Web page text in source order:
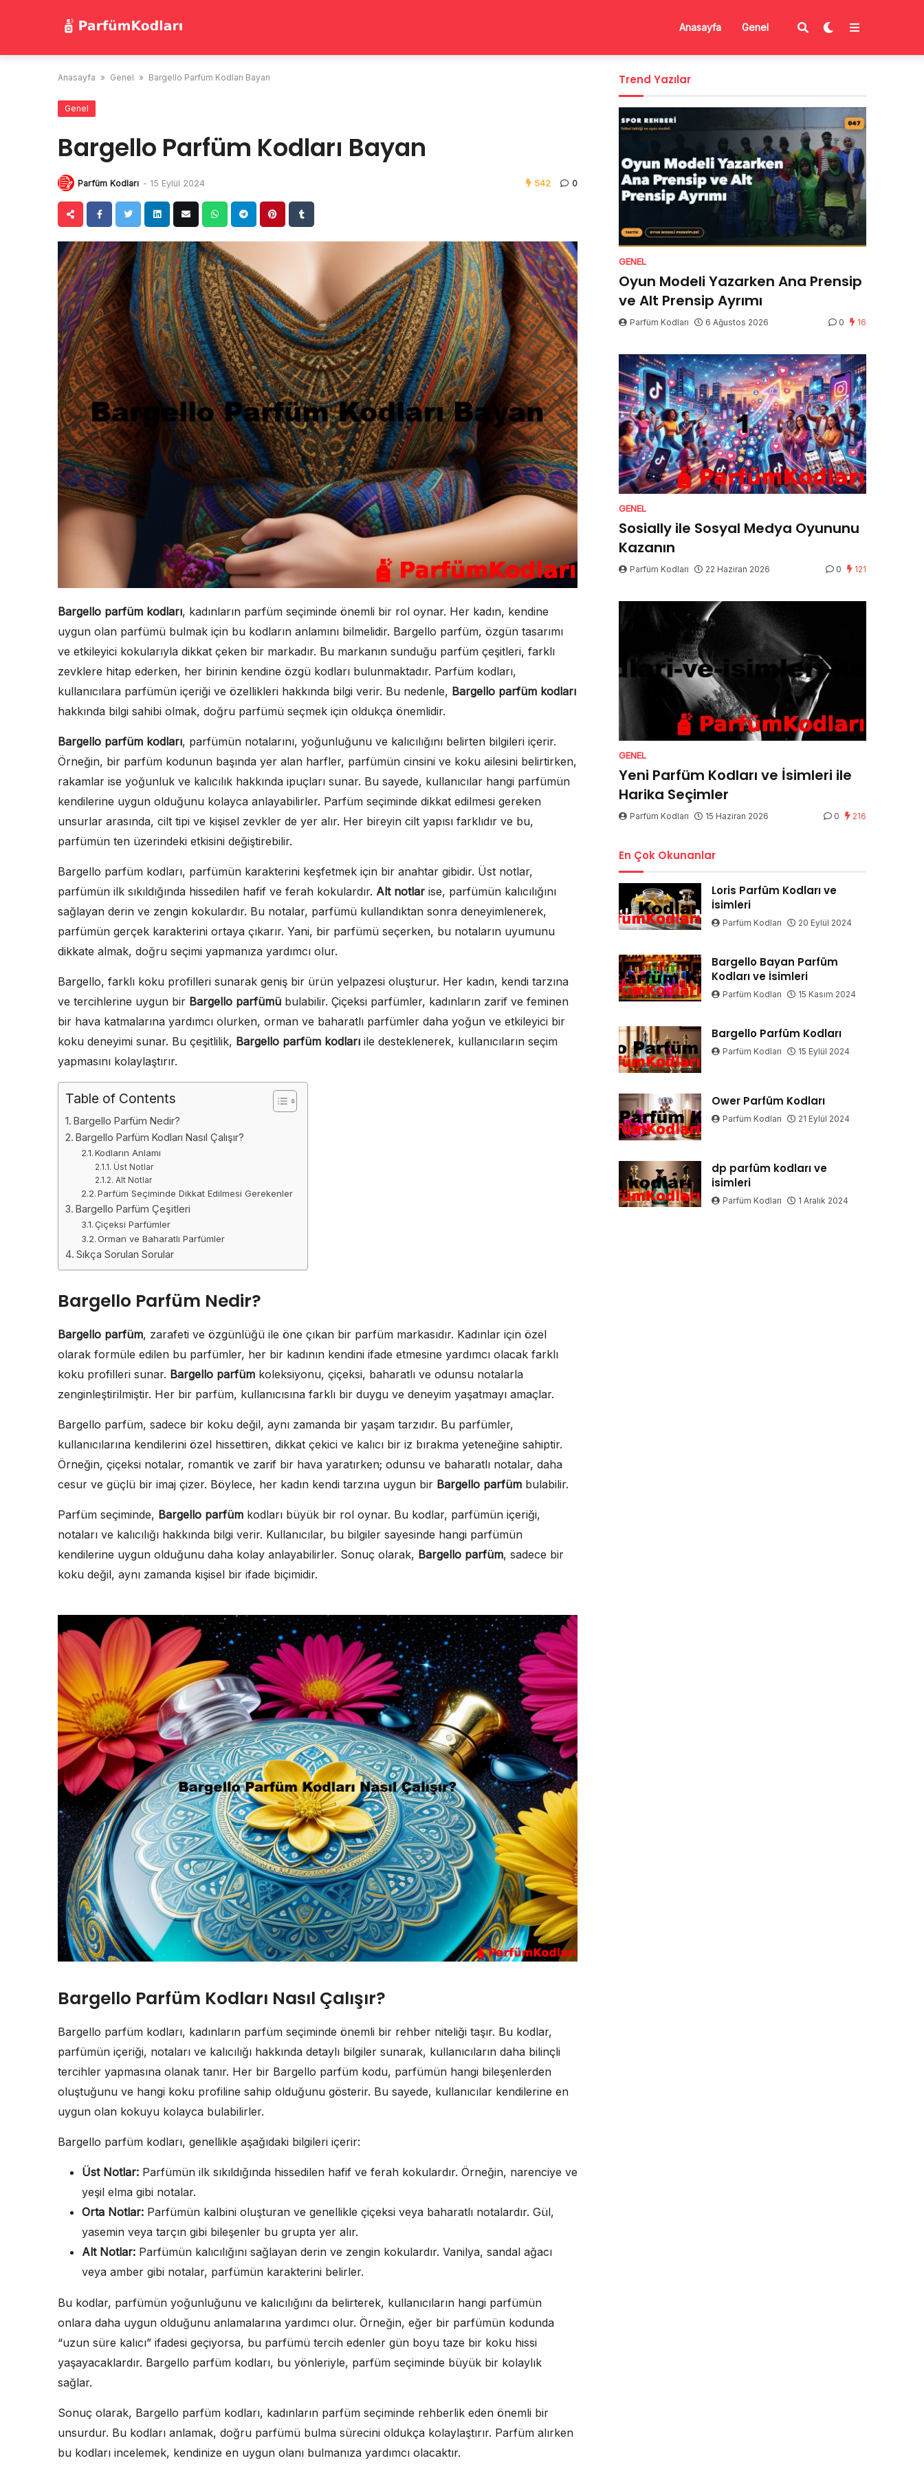
Anasayfa Genel
Anasayfa » Genel » Bargello Parfüm Kodları Bayan
Genel
Bargello Parfüm Kodları Bayan
Parfüm Kodları - 15 Eylül 2024 542 0
Bargello parfüm kodları, kadınların parfüm seçiminde önemli bir rol oynar. Her kadın, kendine
uygun olan parfümü bulmak için bu kodların anlamını bilmelidir. Bargello parfüm, özgün tasarımı
ve etkileyici kokularıyla dikkat çeken bir markadır. Bu markanın sunduğu parfüm çeşitleri, farklı
zevklere hitap ederken, her birinin kendine özgü kodları bulunmaktadır. Parfüm kodları,
kullanıcılara parfümün içeriği ve özellikleri hakkında bilgi verir. Bu nedenle, Bargello parfüm kodları
hakkında bilgi sahibi olmak, doğru parfümü seçmek için oldukça önemlidir.
Bargello parfüm kodları, parfümün notalarını, yoğunluğunu ve kalıcılığını belirten bilgileri içerir.
Örneğin, bir parfüm kodunun başında yer alan harfler, parfümün cinsini ve koku ailesini belirtirken,
rakamlar ise yoğunluk ve kalıcılık hakkında ipuçları sunar. Bu sayede, kullanıcılar hangi parfümün
kendilerine uygun olduğunu kolayca anlayabilirler. Parfüm seçiminde dikkat edilmesi gereken
unsurlar arasında, cilt tipi ve kişisel zevkler de yer alır. Her bireyin cilt yapısı farklıdır ve bu,
parfümün ten üzerindeki etkisini değiştirebilir.
Bargello parfüm kodları, parfümün karakterini keşfetmek için bir anahtar gibidir. Üst notlar,
parfümün ilk sıkıldığında hissedilen hafif ve ferah kokulardır. Alt notlar ise, parfümün kalıcılığını
sağlayan derin ve zengin kokulardır. Bu notalar, parfümü kullandıktan sonra deneyimlenerek,
parfümün gerçek karakterini ortaya çıkarır. Yani, bir parfümü seçerken, bu notaların uyumunu
dikkate almak, doğru seçimi yapmanıza yardımcı olur.
Bargello, farklı koku profilleri sunarak geniş bir ürün yelpazesi oluşturur. Her kadın, kendi tarzına
ve tercihlerine uygun bir Bargello parfümü bulabilir. Çiçeksi parfümler, kadınların zarif ve feminen
bir hava katmalarına yardımcı olurken, orman ve baharatlı parfümler daha yoğun ve etkileyici bir
koku deneyimi sunar. Bu çeşitlilik, Bargello parfüm kodları ile desteklenerek, kullanıcıların seçim
yapmasını kolaylaştırır.
Table of Contents
Bargello Parfüm Nedir?
Bargello Parfüm Kodları Nasıl Çalışır?
Kodların Anlamı
Üst Notlar
Alt Notlar
Parfüm Seçiminde Dikkat Edilmesi Gerekenler
Bargello Parfüm Çeşitleri
Çiçeksi Parfümler
Orman ve Baharatlı Parfümler
Sıkça Sorulan Sorular
Bargello Parfüm Nedir?
Bargello parfüm, zarafeti ve özgünlüğü ile öne çıkan bir parfüm markasıdır. Kadınlar için özel
olarak formüle edilen bu parfümler, her bir kadının kendini ifade etmesine yardımcı olacak farklı
koku profilleri sunar. Bargello parfüm koleksiyonu, çiçeksi, baharatlı ve odunsu notalarla
zenginleştirilmiştir. Her bir parfüm, kullanıcısına farklı bir duygu ve deneyim yaşatmayı amaçlar.
Bargello parfüm, sadece bir koku değil, aynı zamanda bir yaşam tarzıdır. Bu parfümler,
kullanıcılarına kendilerini özel hissettiren, dikkat çekici ve kalıcı bir iz bırakma yeteneğine sahiptir.
Örneğin, çiçeksi notalar, romantik ve zarif bir hava yaratırken; odunsu ve baharatlı notalar, daha
cesur ve güçlü bir imaj çizer. Böylece, her kadın kendi tarzına uygun bir Bargello parfüm bulabilir.
Parfüm seçiminde, Bargello parfüm kodları büyük bir rol oynar. Bu kodlar, parfümün içeriği,
notaları ve kalıcılığı hakkında bilgi verir. Kullanıcılar, bu bilgiler sayesinde hangi parfümün
kendilerine uygun olduğunu daha kolay anlayabilirler. Sonuç olarak, Bargello parfüm, sadece bir
koku değil, aynı zamanda kişisel bir ifade biçimidir.
Bargello Parfüm Kodları Nasıl Çalışır?
Bargello parfüm kodları, kadınların parfüm seçiminde önemli bir rehber niteliği taşır. Bu kodlar,
parfümün içeriği, notaları ve kalıcılığı hakkında detaylı bilgiler sunarak, kullanıcıların daha bilinçli
tercihler yapmasına olanak tanır. Her bir Bargello parfüm kodu, parfümün hangi bileşenlerden
oluştuğunu ve hangi koku profiline sahip olduğunu gösterir. Bu sayede, kullanıcılar kendilerine en
uygun olan kokuyu kolayca bulabilirler.
Bargello parfüm kodları, genellikle aşağıdaki bilgileri içerir:
Üst Notlar: Parfümün ilk sıkıldığında hissedilen hafif ve ferah kokulardır. Örneğin, narenciye ve
yeşil elma gibi notalar.
Orta Notlar: Parfümün kalbini oluşturan ve genellikle çiçeksi veya baharatlı notalardır. Gül,
yasemin veya tarçın gibi bileşenler bu grupta yer alır.
Alt Notlar: Parfümün kalıcılığını sağlayan derin ve zengin kokulardır. Vanilya, sandal ağacı
veya amber gibi notalar, parfümün karakterini belirler.
Bu kodlar, parfümün yoğunluğunu ve kalıcılığını da belirterek, kullanıcıların hangi parfümün
onlara daha uygun olduğunu anlamalarına yardımcı olur. Örneğin, eğer bir parfümün kodunda
“uzun süre kalıcı” ifadesi geçiyorsa, bu parfümü tercih edenler gün boyu taze bir koku hissi
yaşayacaklardır. Bargello parfüm kodları, bu yönleriyle, parfüm seçiminde büyük bir kolaylık
sağlar.
Sonuç olarak, Bargello parfüm kodları, kadınların parfüm seçiminde rehberlik eden önemli bir
unsurdur. Bu kodları anlamak, doğru parfümü bulma sürecini oldukça kolaylaştırır. Parfüm alırken
bu kodları incelemek, kendinize en uygun olanı bulmanıza yardımcı olacaktır.
Trend Yazılar
GENEL
Oyun Modeli Yazarken Ana Prensip
ve Alt Prensip Ayrımı
Parfüm Kodları 6 Ağustos 2026 0 16
GENEL
Sosially ile Sosyal Medya Oyununu
Kazanın
Parfüm Kodları 22 Haziran 2026 0 121
GENEL
Yeni Parfüm Kodları ve İsimleri ile
Harika Seçimler
Parfüm Kodları 15 Haziran 2026 0 216
En Çok Okunanlar
Loris Parfüm Kodları ve
İsimleri
Parfüm Kodları 20 Eylül 2024
Bargello Bayan Parfüm
Kodları ve İsimleri
Parfüm Kodları 15 Kasım 2024
Bargello Parfüm Kodları
Parfüm Kodları 15 Eylül 2024
Ower Parfüm Kodları
Parfüm Kodları 21 Eylül 2024
dp parfüm kodları ve
isimleri
Parfüm Kodları 1 Aralık 2024